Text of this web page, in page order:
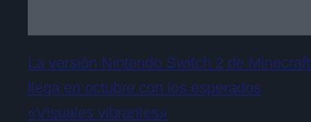
La versión Nintendo Switch 2 de Minecraft
llega en octubre con los esperados
«Visuales vibrantes»